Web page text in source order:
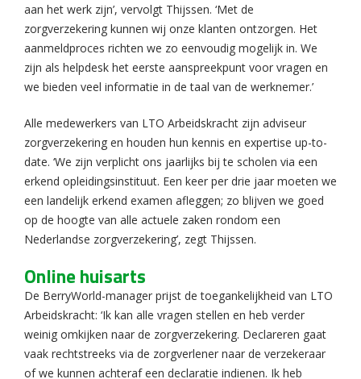
aan het werk zijn’, vervolgt Thijssen. ‘Met de
zorgverzekering kunnen wij onze klanten ontzorgen. Het
aanmeldproces richten we zo eenvoudig mogelijk in. We
zijn als helpdesk het eerste aanspreekpunt voor vragen en
we bieden veel informatie in de taal van de werknemer.’
Alle medewerkers van LTO Arbeidskracht zijn adviseur
zorgverzekering en houden hun kennis en expertise up-to-
date. ‘We zijn verplicht ons jaarlijks bij te scholen via een
erkend opleidingsinstituut. Een keer per drie jaar moeten we
een landelijk erkend examen afleggen; zo blijven we goed
op de hoogte van alle actuele zaken rondom een
Nederlandse zorgverzekering’, zegt Thijssen.
Online huisarts
De BerryWorld-manager prijst de toegankelijkheid van LTO
Arbeidskracht: ‘Ik kan alle vragen stellen en heb verder
weinig omkijken naar de zorgverzekering. Declareren gaat
vaak rechtstreeks via de zorgverlener naar de verzekeraar
of we kunnen achteraf een declaratie indienen. Ik heb